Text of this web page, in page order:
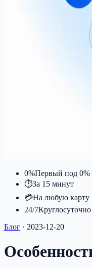
0%Первый под 0%
⏱За 15 минут
💳На любую карту
24/7Круглосуточно
Блог · 2023-12-20